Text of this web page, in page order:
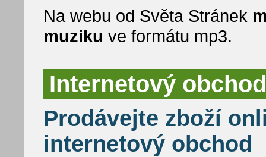
Na webu od Světa Stránek
muziku ve formátu mp3.
Internetový
Prodávejte zboží
internetový obchod